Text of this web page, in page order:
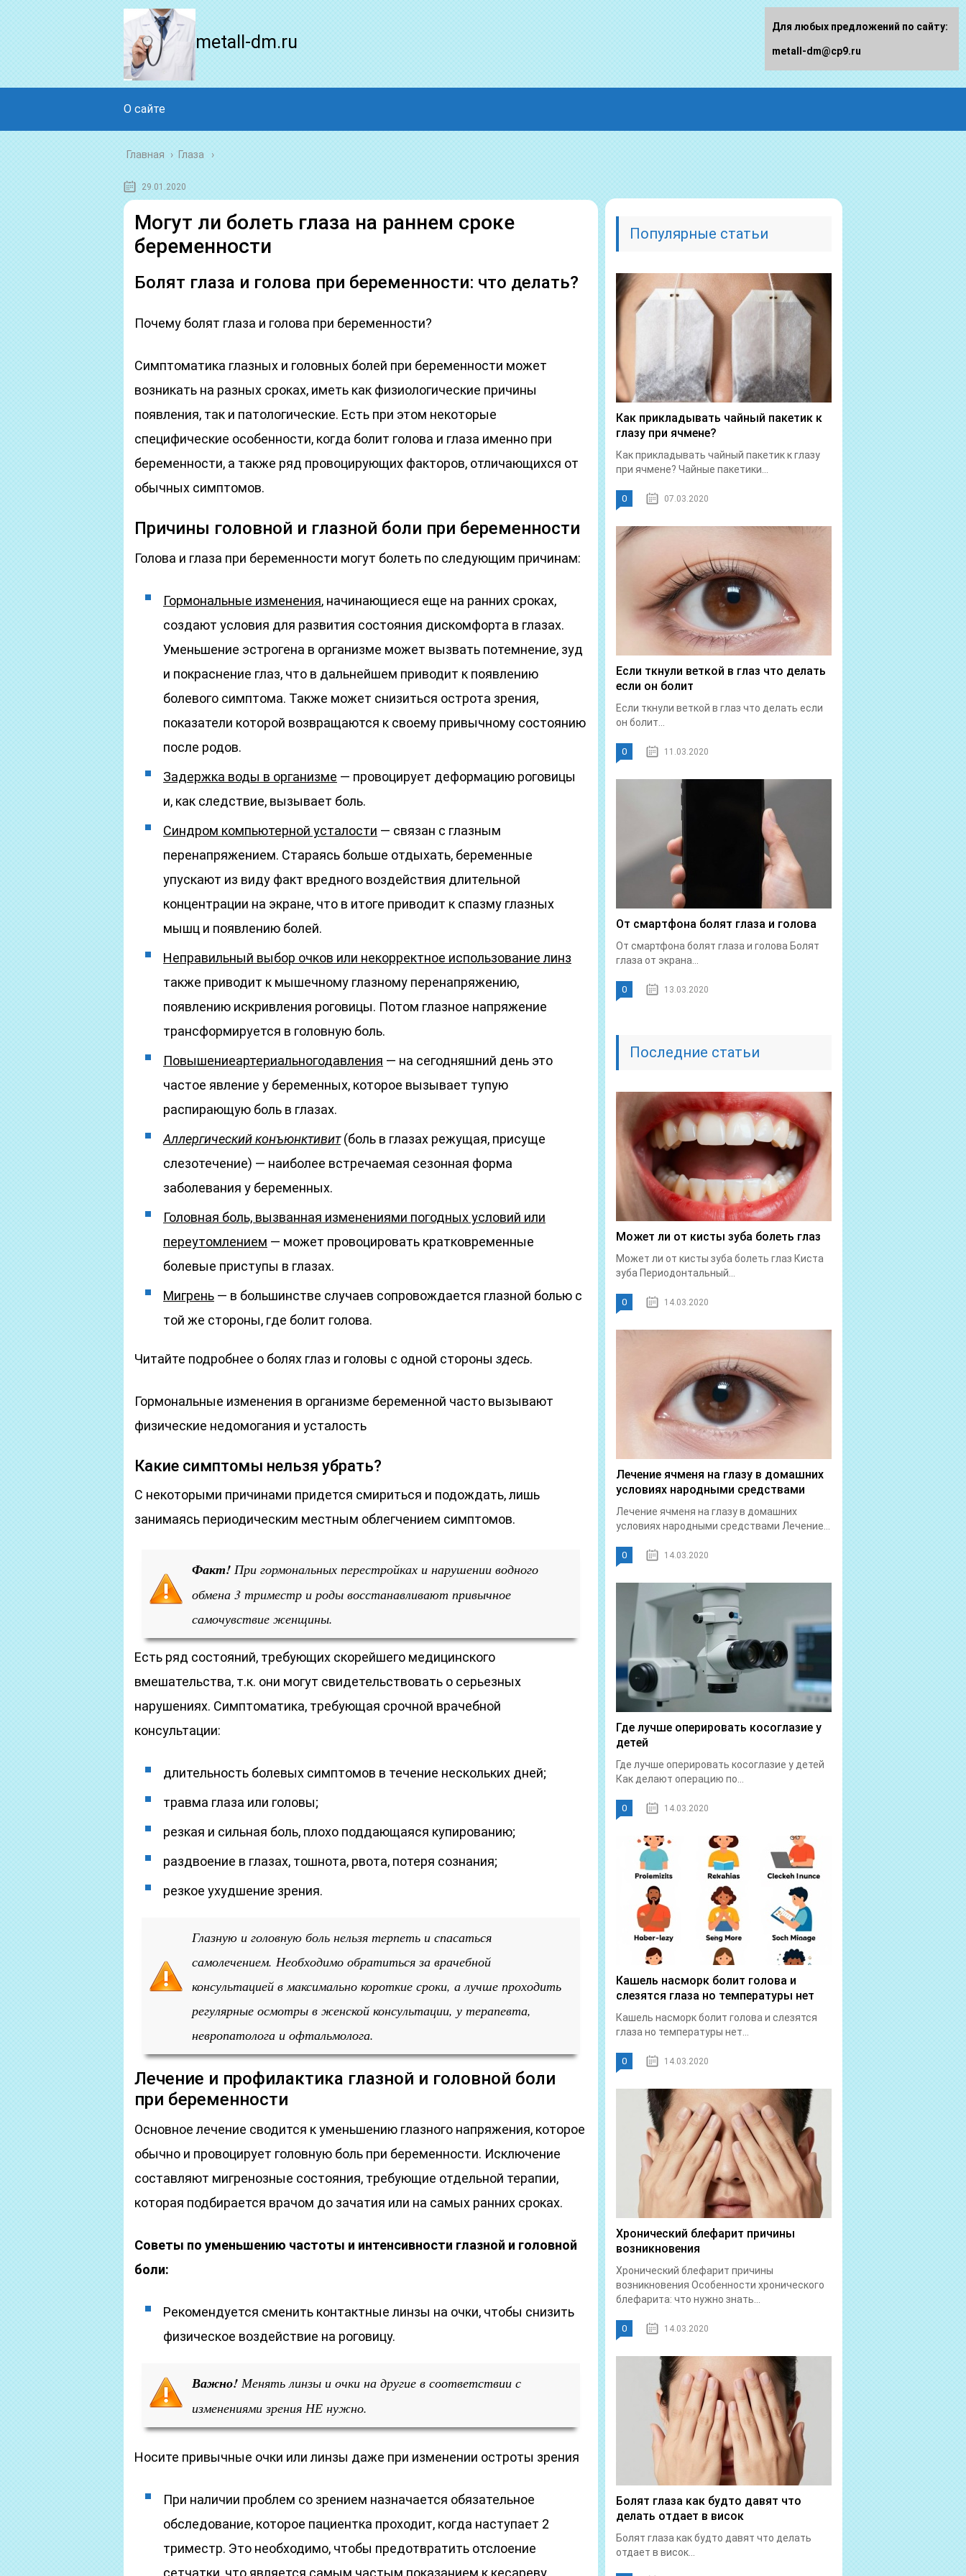
metall-dm.ru
О сайте
Главная › Глаза
29.01.2020
Могут ли болеть глаза на раннем сроке
беременности
Болят глаза и голова при беременности: что делать?
Почему болят глаза и голова при беременности?
Симптоматика глазных и головных болей при беременности может
возникать на разных сроках, иметь как физиологические причины
появления, так и патологические. Есть при этом некоторые
специфические особенности, когда болит голова и глаза именно при
беременности, а также ряд провоцирующих факторов, отличающихся от
обычных симптомов.
Причины головной и глазной боли при беременности
Голова и глаза при беременности могут болеть по следующим причинам:
Гормональные изменения, начинающиеся еще на ранних сроках,
создают условия для развития состояния дискомфорта в глазах.
Уменьшение эстрогена в организме может вызвать потемнение, зуд
и покраснение глаз, что в дальнейшем приводит к появлению
болевого симптома. Также может снизиться острота зрения,
показатели которой возвращаются к своему привычному состоянию
после родов.
Задержка воды в организме — провоцирует деформацию роговицы
и, как следствие, вызывает боль.
Синдром компьютерной усталости — связан с глазным
перенапряжением. Стараясь больше отдыхать, беременные
упускают из виду факт вредного воздействия длительной
концентрации на экране, что в итоге приводит к спазму глазных
мышц и появлению болей.
Неправильный выбор очков или некорректное использование линз
также приводит к мышечному глазному перенапряжению,
появлению искривления роговицы. Потом глазное напряжение
трансформируется в головную боль.
Повышениеартериальногодавления — на сегодняшний день это
частое явление у беременных, которое вызывает тупую
распирающую боль в глазах.
Аллергический конъюнктивит(боль в глазах режущая, присуще
слезотечение) — наиболее встречаемая сезонная форма
заболевания у беременных.
Головная боль, вызванная изменениями погодных условий или
переутомлением — может провоцировать кратковременные
болевые приступы в глазах.
Мигрень — в большинстве случаев сопровождается глазной болью с
той же стороны, где болит голова.
Читайте подробнее о болях глаз и головы с одной стороны здесь.
Гормональные изменения в организме беременной часто вызывают
физические недомогания и усталость
Какие симптомы нельзя убрать?
С некоторыми причинами придется смириться и подождать, лишь
занимаясь периодическим местным облегчением симптомов.
Факт! При гормональных перестройках и нарушении водного
обмена 3 триместр и роды восстанавливают привычное
самочувствие женщины.
Есть ряд состояний, требующих скорейшего медицинского
вмешательства, т.к. они могут свидетельствовать о серьезных
нарушениях. Симптоматика, требующая срочной врачебной
консультации:
длительность болевых симптомов в течение нескольких дней;
травма глаза или головы;
резкая и сильная боль, плохо поддающаяся купированию;
раздвоение в глазах, тошнота, рвота, потеря сознания;
резкое ухудшение зрения.
Глазную и головную боль нельзя терпеть и спасаться
самолечением. Необходимо обратиться за врачебной
консультацией в максимально короткие сроки, а лучше проходить
регулярные осмотры в женской консультации, у терапевта,
невропатолога и офтальмолога.
Лечение и профилактика глазной и головной боли
при беременности
Основное лечение сводится к уменьшению глазного напряжения, которое
обычно и провоцирует головную боль при беременности. Исключение
составляют мигренозные состояния, требующие отдельной терапии,
которая подбирается врачом до зачатия или на самых ранних сроках.
Советы по уменьшению частоты и интенсивности глазной и головной
боли:
Рекомендуется сменить контактные линзы на очки, чтобы снизить
физическое воздействие на роговицу.
Важно! Менять линзы и очки на другие в соответствии с
изменениями зрения НЕ нужно.
Носите привычные очки или линзы даже при изменении остроты зрения
При наличии проблем со зрением назначается обязательное
обследование, которое пациентка проходит, когда наступает 2
триместр. Это необходимо, чтобы предотвратить отслоение
сетчатки, что является самым частым показанием к кесареву
Популярные статьи
Как прикладывать чайный пакетик к
глазу при ячмене?
Как прикладывать чайный пакетик к глазу
при ячмене? Чайные пакетики...
0 07.03.2020
Если ткнули веткой в глаз что делать
если он болит
Если ткнули веткой в глаз что делать если
он болит...
0 11.03.2020
От смартфона болят глаза и голова
От смартфона болят глаза и голова Болят
глаза от экрана...
0 13.03.2020
Последние статьи
Может ли от кисты зуба болеть глаз
Может ли от кисты зуба болеть глаз Киста
зуба Периодонтальный...
0 14.03.2020
Лечение ячменя на глазу в домашних
условиях народными средствами
Лечение ячменя на глазу в домашних
условиях народными средствами Лечение...
0 14.03.2020
Где лучше оперировать косоглазие у
детей
Где лучше оперировать косоглазие у детей
Как делают операцию по...
0 14.03.2020
Кашель насморк болит голова и
слезятся глаза но температуры нет
Кашель насморк болит голова и слезятся
глаза но температуры нет...
0 14.03.2020
Хронический блефарит причины
возникновения
Хронический блефарит причины
возникновения Особенности хронического
блефарита: что нужно знать...
0 14.03.2020
Болят глаза как будто давят что
делать отдает в висок
Болят глаза как будто давят что делать
отдает в висок...
Для любых предложений по сайту:
metall-dm@cp9.ru